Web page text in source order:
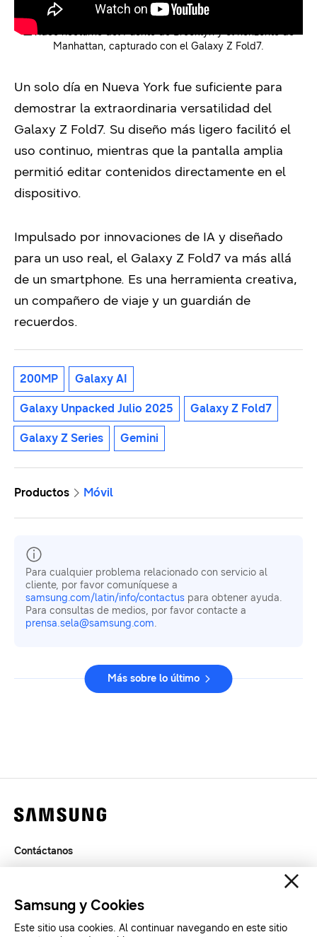
▲Video nocturno del Puente de Brooklyn y el horizonte de
Manhattan, capturado con el Galaxy Z Fold7.
Un solo día en Nueva York fue suficiente para
demostrar la extraordinaria versatilidad del
Galaxy Z Fold7. Su diseño más ligero facilitó el
uso continuo, mientras que la pantalla amplia
permitió editar contenidos directamente en el
dispositivo.
Impulsado por innovaciones de IA y diseñado
para un uso real, el Galaxy Z Fold7 va más allá
de un smartphone. Es una herramienta creativa,
un compañero de viaje y un guardián de
recuerdos.
200MP Galaxy AI
Galaxy Unpacked Julio 2025 Galaxy Z Fold7
Galaxy Z Series Gemini
Productos Móvil
Para cualquier problema relacionado con servicio al
cliente, por favor comuníquese a
samsung.com/latin/info/contactus para obtener ayuda.
Para consultas de medios, por favor contacte a
prensa.sela@samsung.com.
Más sobre lo último
Contáctanos
SAMSUNG.COM
Samsung y Cookies
Este sitio usa cookies. Al continuar navegando en este sitio